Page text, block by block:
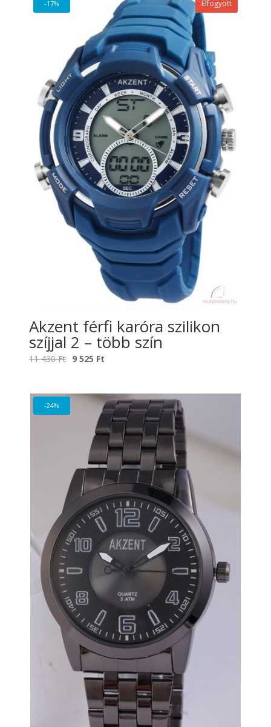
160 Ft.
985 Ft.
-17% Elfogyott
Akzent férfi karóra szilikon
szíjjal 2 – több szín
11 430Ft Original
11
430 Ft.
9 525 Ft
9
525 Ft.
-24%